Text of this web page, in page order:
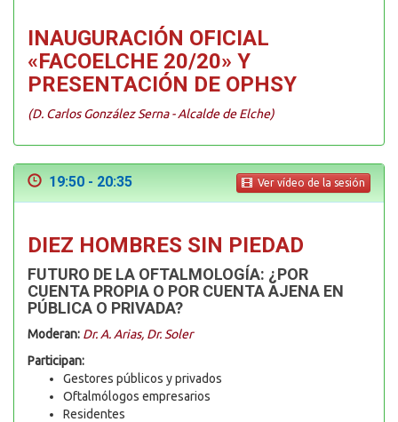
INAUGURACIÓN OFICIAL
«FACOELCHE 20/20» Y
PRESENTACIÓN DE OPHSY
(D. Carlos González Serna - Alcalde de Elche)
19:50 - 20:35 Ver vídeo de la sesión
DIEZ HOMBRES SIN PIEDAD
FUTURO DE LA OFTALMOLOGÍA: ¿POR
CUENTA PROPIA O POR CUENTA AJENA EN
PÚBLICA O PRIVADA?
Moderan: Dr. A. Arias, Dr. Soler
Participan:
Gestores públicos y privados
Oftalmólogos empresarios
Residentes